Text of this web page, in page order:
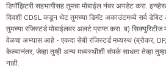
डिपॉझिटरी सहभागीसह तुमचा मोबाईल नंबर अपडेट करा.
दिवशी CDSL कडून थेट तुमच्या डिमॅट अकाउंटमध्ये सर्व डेबिट
तुमच्या रजिस्टर्ड मोबाईलवर अलर्ट प्राप्त करा. ब)
वेळचा अभ्यास आहे - एकदा सेबी रजिस्टर्ड मध्यस्थ (ब्रोकर,
केल्यानंतर, जेव्हा तुम्ही अन्य मध्यस्थीशी संपर्क साधता तेव्हा
नाही.